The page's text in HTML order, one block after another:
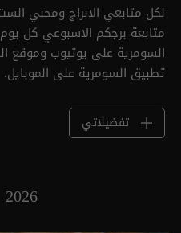
لكل متابعي الابراج ومحبي
متابعة برجكم الاسبوعي كل
السومرية على يوتيوب وموقع
تطبيق السومرية على الموبايل.
تفضيلاتي
2026